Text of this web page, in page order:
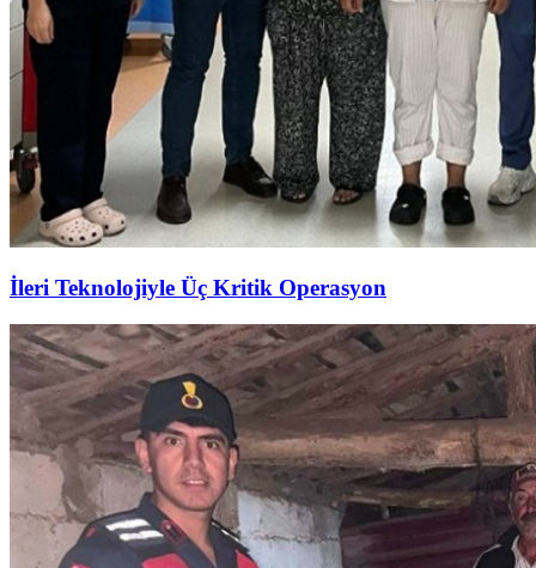
İleri Teknolojiyle Üç Kritik Operasyon